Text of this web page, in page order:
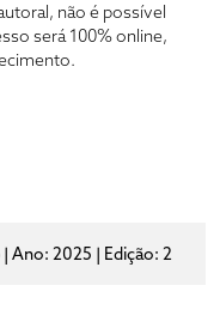
não é possível
será 100% online,
Ano: 2025 | Edição: 2